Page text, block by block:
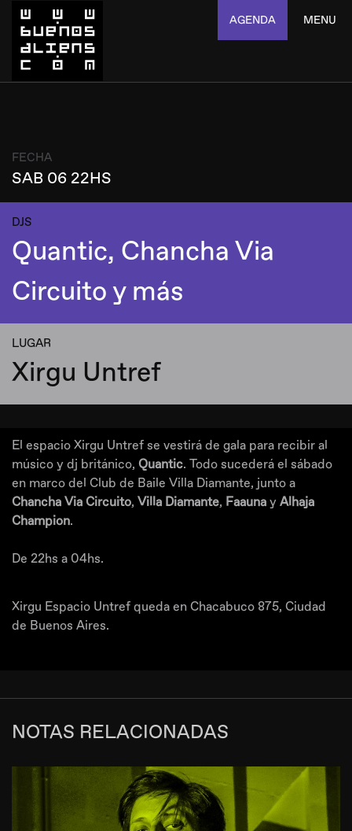
AGENDA MENU
FECHA
SAB 06 22HS
DJS
Quantic, Chancha Via
Circuito y más
LUGAR
Xirgu Untref
El espacio Xirgu Untref se vestirá de gala para recibir al
músico y dj británico, Quantic. Todo sucederá el sábado
en marco del Club de Baile Villa Diamante, junto a
Chancha Via Circuito, Villa Diamante, Faauna y Alhaja
Champion.
De 22hs a 04hs.
Xirgu Espacio Untref queda en Chacabuco 875, Ciudad
de Buenos Aires.
NOTAS RELACIONADAS